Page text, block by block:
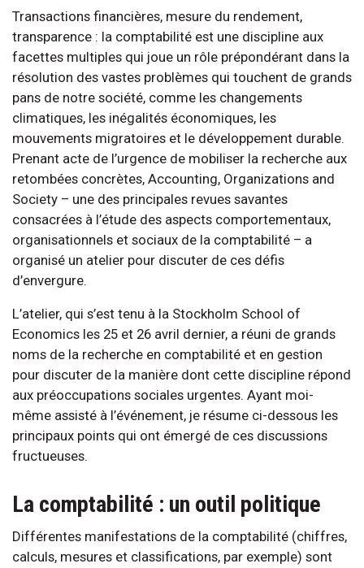
Transactions financières, mesure du rendement,
transparence : la comptabilité est une discipline aux
facettes multiples qui joue un rôle prépondérant dans la
résolution des vastes problèmes qui touchent de grands
pans de notre société, comme les changements
climatiques, les inégalités économiques, les
mouvements migratoires et le développement durable.
Prenant acte de l’urgence de mobiliser la recherche aux
retombées concrètes, Accounting, Organizations and
Society – une des principales revues savantes
consacrées à l’étude des aspects comportementaux,
organisationnels et sociaux de la comptabilité – a
organisé un atelier pour discuter de ces défis
d’envergure.
L’atelier, qui s’est tenu à la Stockholm School of
Economics les 25 et 26 avril dernier, a réuni de grands
noms de la recherche en comptabilité et en gestion
pour discuter de la manière dont cette discipline répond
aux préoccupations sociales urgentes. Ayant moi-
même assisté à l’événement, je résume ci-dessous les
principaux points qui ont émergé de ces discussions
fructueuses.
La comptabilité : un outil politique
Différentes manifestations de la comptabilité (chiffres,
calculs, mesures et classifications, par exemple) sont